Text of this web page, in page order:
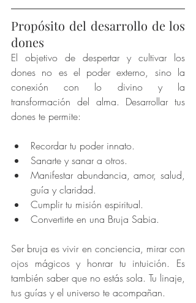
Propósito del desarrollo de los
dones
El objetivo de despertar y cultivar los
dones no es el poder externo, sino la
conexión con lo divino y la
transformación del alma. Desarrollar tus
dones te permite:
Recordar tu poder innato.
Sanarte y sanar a otros.
Manifestar abundancia, amor, salud,
guía y claridad.
Cumplir tu misión espiritual.
Convertirte en una Bruja Sabia.
Ser bruja es vivir en conciencia, mirar con
ojos mágicos y honrar tu intuición. Es
también saber que no estás sola. Tu linaje,
tus guías y el universo te acompañan.